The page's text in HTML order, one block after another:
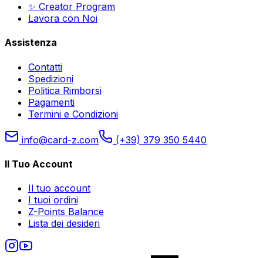
✨ Creator Program
Lavora con Noi
Assistenza
Contatti
Spedizioni
Politica Rimborsi
Pagamenti
Termini e Condizioni
info@card-z.com (+39) 379 350 5440
Il Tuo Account
Il tuo account
I tuoi ordini
Z-Points Balance
Lista dei desideri